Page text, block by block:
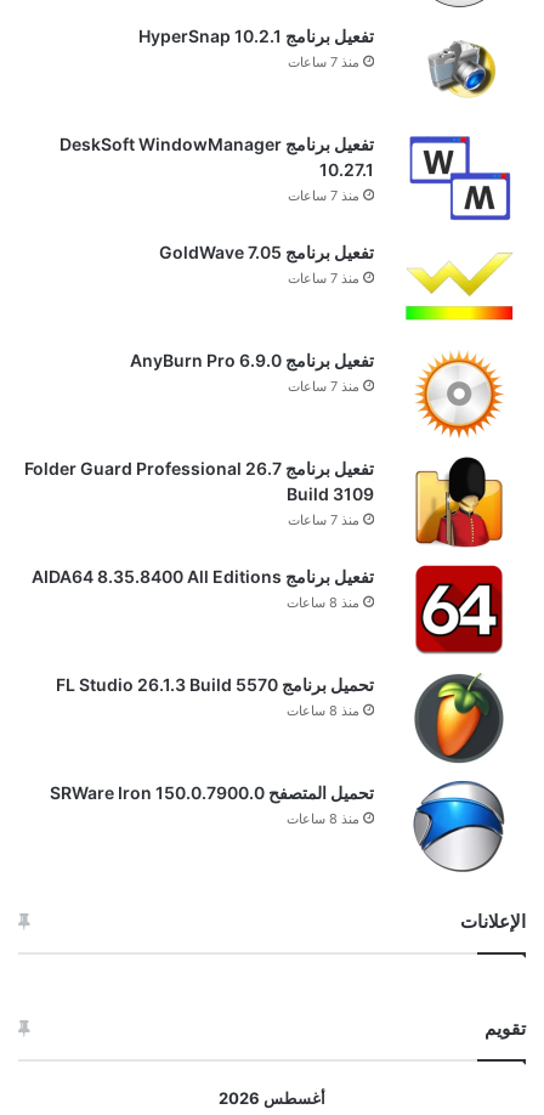
تفعيل برنامج HyperSnap 10.2.1
منذ 7 ساعات
تفعيل برنامج DeskSoft WindowManager
10.27.1
منذ 7 ساعات
تفعيل برنامج GoldWave 7.05
منذ 7 ساعات
تفعيل برنامج AnyBurn Pro 6.9.0
منذ 7 ساعات
تفعيل برنامج Folder Guard Professional 26.7
Build 3109
منذ 7 ساعات
تفعيل برنامج AIDA64 8.35.8400 All Editions
منذ 8 ساعات
تحميل برنامج FL Studio 26.1.3 Build 5570
منذ 8 ساعات
تحميل المتصفح SRWare Iron 150.0.7900.0
منذ 8 ساعات
الإعلانات
تقويم
أغسطس 2026